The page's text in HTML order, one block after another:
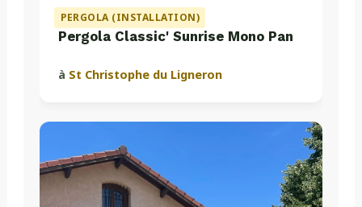
PERGOLA (INSTALLATION)
Pergola Classic' Sunrise Mono Pan
à St Christophe du Ligneron